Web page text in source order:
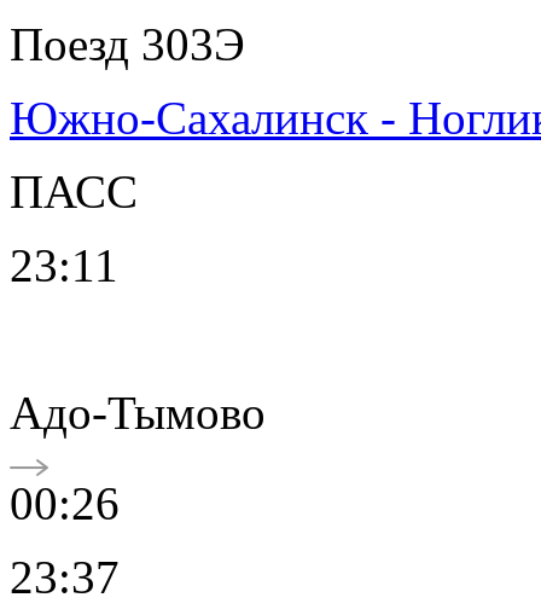
Поезд 303Э
Южно-Сахалинск -
ПАСС
23:11
Адо-Тымово
00:26
23:37